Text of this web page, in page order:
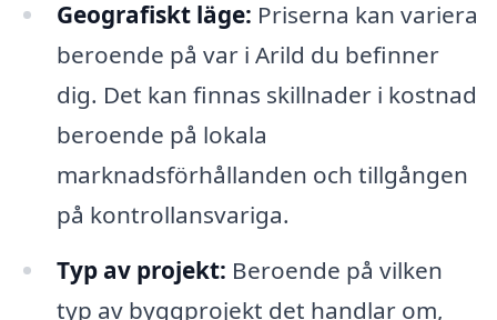
Geografiskt läge: Priserna kan variera
beroende på var i Arild du befinner
dig. Det kan finnas skillnader i kostnad
beroende på lokala
marknadsförhållanden och tillgången
på kontrollansvariga.
Typ av projekt: Beroende på vilken
typ av byggprojekt det handlar om,